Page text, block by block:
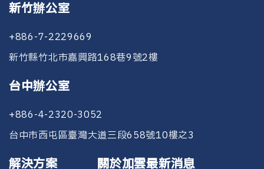
監察人 廖婉希
董事會多專業知識與技能
董事
姓名
經
營
管
會
晟
V V V V
目標
資訊透明度。
度。
2. 達成公司上市櫃規劃目標，
全面對齊證交所治理規範與揭
道:
Fairwork @icp-si.com
或轉移風險。
風險監控與報告
行成效，適時回報並完成相關紀錄，妥善保存以備查
核。風險管理小組應每年至少一次向董事會報告風險
控管運作情形。若發現重大事件，可能影響公司財
務、營運或法規遵循，應立即採取適當措施，並即時
通報董事會。
內部稽核小組
程序》辦理資訊安全相關稽核
續符合法規與內部規範要求。
其職責包含定期或不定期執行
資通安全檢查、稽查資安控管
客訴處理流程
新竹辦公室
+886-7-2229669
新竹縣竹北市嘉興路168巷9號2樓
台中辦公室
+886-4-2320-3052
台中市西屯區臺灣大道三段658號10樓之3
解決方案 關於加雲最新消息